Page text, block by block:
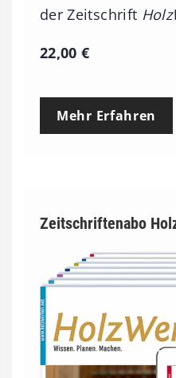
der Zeitschrift
22,00€
Mehr Erfahren
Zeitschriftenabo